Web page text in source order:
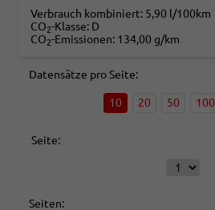
Verbrauch kombiniert: 5,90 l/100km
CO2-Klasse: D
CO2-Emissionen: 134,00 g/km
Datensätze pro Seite:
10 20 50 100
Seite:
Seiten: